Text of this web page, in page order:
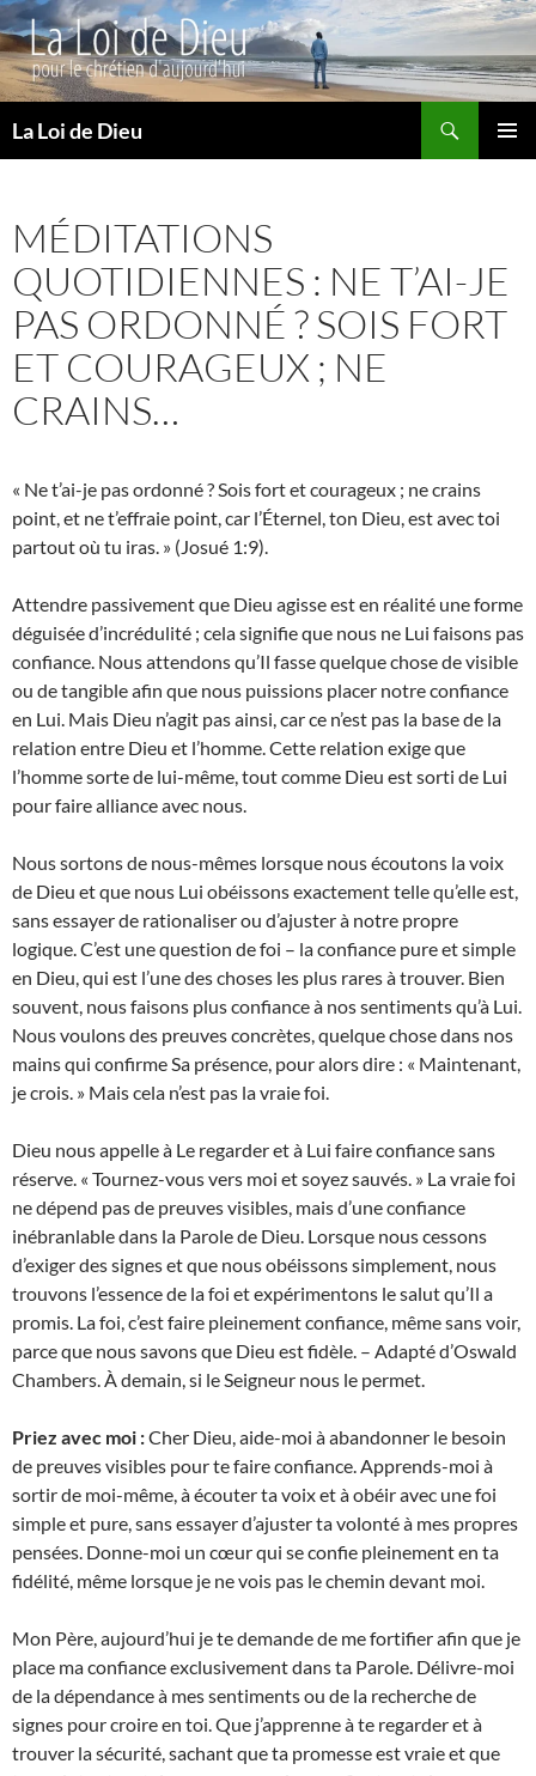
La Loi de Dieu
MÉDITATIONS
QUOTIDIENNES : NE T’AI-JE
PAS ORDONNÉ ? SOIS FORT
ET COURAGEUX ; NE
CRAINS…
« Ne t’ai-je pas ordonné ? Sois fort et courageux ; ne crains
point, et ne t’effraie point, car l’Éternel, ton Dieu, est avec toi
partout où tu iras. » (Josué 1:9).
Attendre passivement que Dieu agisse est en réalité une forme
déguisée d’incrédulité ; cela signifie que nous ne Lui faisons pas
confiance. Nous attendons qu’Il fasse quelque chose de visible
ou de tangible afin que nous puissions placer notre confiance
en Lui. Mais Dieu n’agit pas ainsi, car ce n’est pas la base de la
relation entre Dieu et l’homme. Cette relation exige que
l’homme sorte de lui-même, tout comme Dieu est sorti de Lui
pour faire alliance avec nous.
Nous sortons de nous-mêmes lorsque nous écoutons la voix
de Dieu et que nous Lui obéissons exactement telle qu’elle est,
sans essayer de rationaliser ou d’ajuster à notre propre
logique. C’est une question de foi – la confiance pure et simple
en Dieu, qui est l’une des choses les plus rares à trouver. Bien
souvent, nous faisons plus confiance à nos sentiments qu’à Lui.
Nous voulons des preuves concrètes, quelque chose dans nos
mains qui confirme Sa présence, pour alors dire : « Maintenant,
je crois. » Mais cela n’est pas la vraie foi.
Dieu nous appelle à Le regarder et à Lui faire confiance sans
réserve. « Tournez-vous vers moi et soyez sauvés. » La vraie foi
ne dépend pas de preuves visibles, mais d’une confiance
inébranlable dans la Parole de Dieu. Lorsque nous cessons
d’exiger des signes et que nous obéissons simplement, nous
trouvons l’essence de la foi et expérimentons le salut qu’Il a
promis. La foi, c’est faire pleinement confiance, même sans voir,
parce que nous savons que Dieu est fidèle. – Adapté d’Oswald
Chambers. À demain, si le Seigneur nous le permet.
Priez avec moi :Cher Dieu, aide-moi à abandonner le besoin
de preuves visibles pour te faire confiance. Apprends-moi à
sortir de moi-même, à écouter ta voix et à obéir avec une foi
simple et pure, sans essayer d’ajuster ta volonté à mes propres
pensées. Donne-moi un cœur qui se confie pleinement en ta
fidélité, même lorsque je ne vois pas le chemin devant moi.
Mon Père, aujourd’hui je te demande de me fortifier afin que je
place ma confiance exclusivement dans ta Parole. Délivre-moi
de la dépendance à mes sentiments ou de la recherche de
signes pour croire en toi. Que j’apprenne à te regarder et à
trouver la sécurité, sachant que ta promesse est vraie et que